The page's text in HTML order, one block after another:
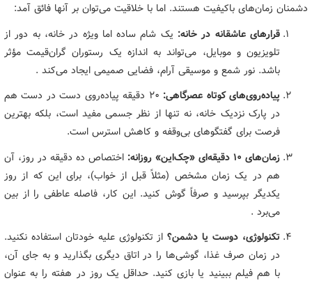
دشمنان زمان‌های باکیفیت هستند. اما با خلاقیت می‌توان بر آنها فائق آمد:
قرارهای عاشقانه در خانه: یک شام ساده اما ویژه در خانه، به دور از
تلویزیون و موبایل، می‌تواند به اندازه یک رستوران گران‌قیمت مؤثر
باشد. نور شمع و موسیقی آرام، فضایی صمیمی ایجاد می‌کند .
پیاده‌روی‌های کوتاه عصرگاهی:
۲۰ دقیقه پیاده‌روی دست در دست هم
در پارک نزدیک خانه، نه تنها از نظر جسمی مفید است، بلکه بهترین
فرصت برای گفتگوهای بی‌وقفه و کاهش استرس است.
زمان‌های ۱۰ دقیقه‌ای «چک‌این» روزانه:
اختصاص ده دقیقه در روز، آن
هم در یک زمان مشخص (مثلاً قبل از خواب)، برای این که از روز
یکدیگر بپرسید و صرفاً گوش کنید. این کار، فاصله عاطفی را از بین
می‌برد .
تکنولوژی، دوست یا دشمن؟از تکنولوژی علیه خودتان استفاده نکنید.
در زمان صرف غذا، گوشی‌ها را در اتاق دیگری بگذارید و به جای آن،
با هم فیلم ببینید یا بازی کنید. حداقل یک روز در هفته را به عنوان